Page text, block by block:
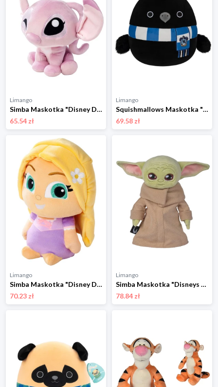
Limango
Simba Maskotka "Disney Doorables Angel" w kolorze jasnoróżowym - 0+ rozmiar: onesize
65.54 zł
Limango
Squishmallows Maskotka "Ravenclaw Raven" w kolorze czarnym - 3+ rozmiar: onesize
69.58 zł
Limango
Simba Maskotka "Disney Doorables Rapunzel" w różnych kolorach - 0+ rozmiar: onesize
70.23 zł
Limango
Simba Maskotka "Disneys Mandalorian" - 0+ rozmiar: onesize
78.84 zł